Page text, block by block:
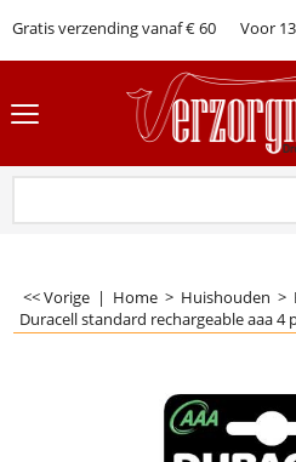
Gratis verzending vanaf € 60 Voor
<< Vorige | Home > Huishouden >
Duracell standard rechargeable aaa 4